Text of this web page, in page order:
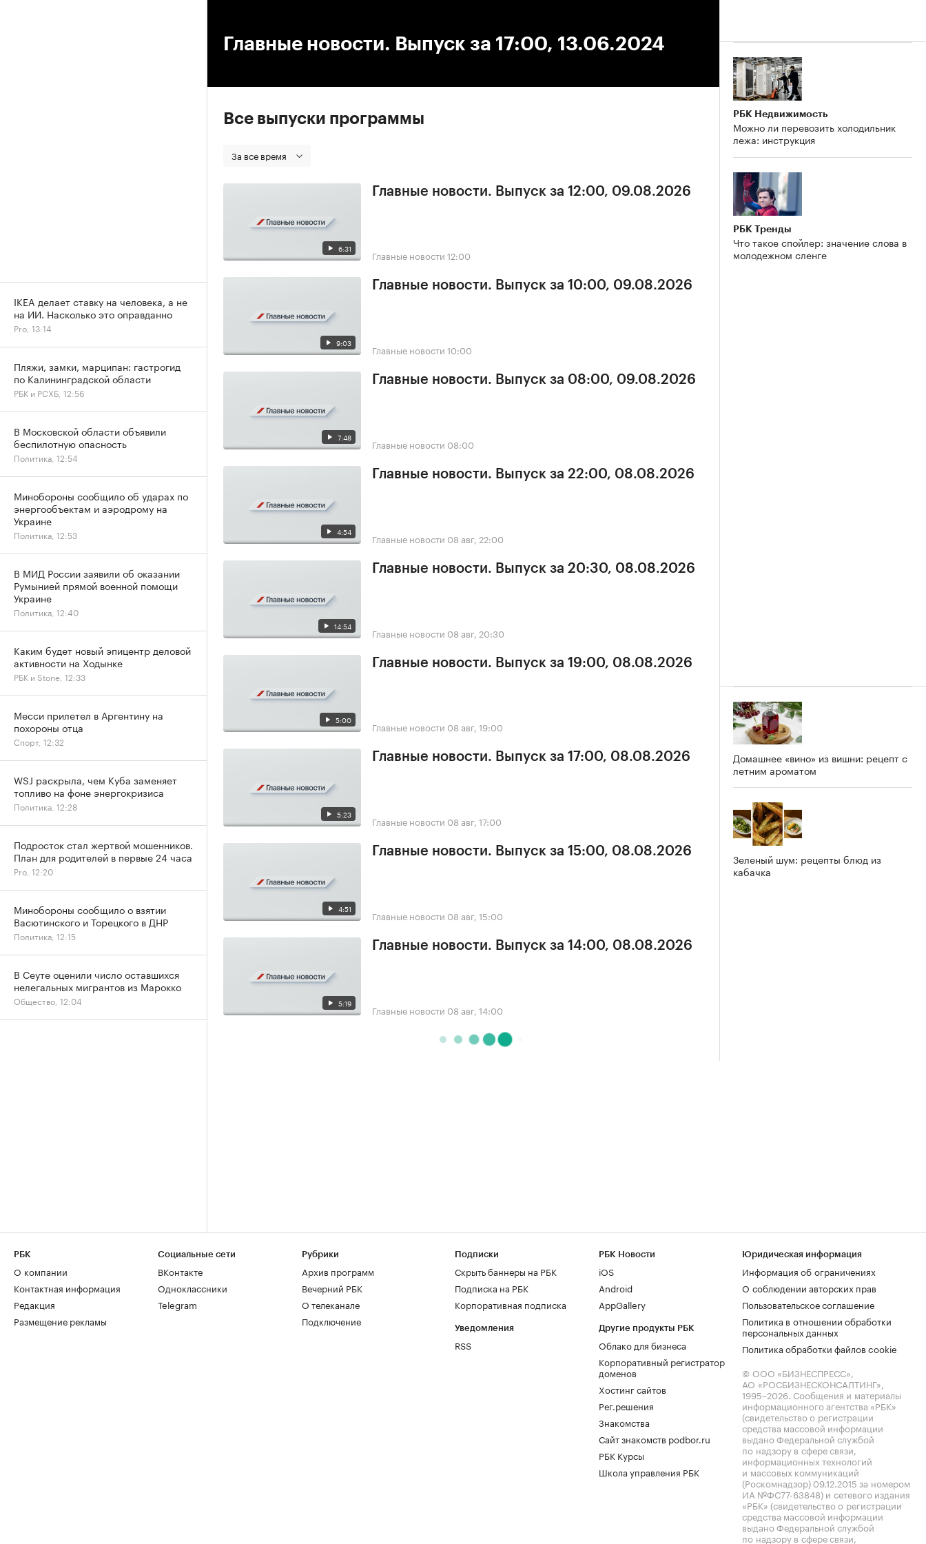
Главные новости. Выпуск за 17:00, 13.06.2024
Все выпуски программы
За все время
6:31
Главные новости. Выпуск за 12:00, 09.08.2026
Главные новости 12:00
9:03
Главные новости. Выпуск за 10:00, 09.08.2026
Главные новости 10:00
7:48
Главные новости. Выпуск за 08:00, 09.08.2026
Главные новости 08:00
4:54
Главные новости. Выпуск за 22:00, 08.08.2026
Главные новости 08 авг, 22:00
14:54
Главные новости. Выпуск за 20:30, 08.08.2026
Главные новости 08 авг, 20:30
5:00
Главные новости. Выпуск за 19:00, 08.08.2026
Главные новости 08 авг, 19:00
5:23
Главные новости. Выпуск за 17:00, 08.08.2026
Главные новости 08 авг, 17:00
4:51
Главные новости. Выпуск за 15:00, 08.08.2026
Главные новости 08 авг, 15:00
5:19
Главные новости. Выпуск за 14:00, 08.08.2026
Главные новости 08 авг, 14:00
РБК Недвижимость
Можно ли перевозить холодильник
лежа: инструкция
РБК Тренды
Что такое спойлер: значение слова в
молодежном сленге
Домашнее «вино» из вишни: рецепт с
летним ароматом
Зеленый шум: рецепты блюд из
кабачка
IKEA делает ставку на человека, а не
на ИИ. Насколько это оправданно
Pro, 13:14
Пляжи, замки, марципан: гастрогид
по Калининградской области
РБК и РСХБ, 12:56
В Московской области объявили
беспилотную опасность
Политика, 12:54
Минобороны сообщило об ударах по
энергообъектам и аэродрому на
Украине
Политика, 12:53
В МИД России заявили об оказании
Румынией прямой военной помощи
Украине
Политика, 12:40
Каким будет новый эпицентр деловой
активности на Ходынке
РБК и Stone, 12:33
Месси прилетел в Аргентину на
похороны отца
Спорт, 12:32
WSJ раскрыла, чем Куба заменяет
топливо на фоне энергокризиса
Политика, 12:28
Подросток стал жертвой мошенников.
План для родителей в первые 24 часа
Pro, 12:20
Минобороны сообщило о взятии
Васютинского и Торецкого в ДНР
Политика, 12:15
В Сеуте оценили число оставшихся
нелегальных мигрантов из Марокко
Общество, 12:04
РБК
О компании
Контактная информация
Редакция
Размещение рекламы
Социальные сети
ВКонтакте
Одноклассники
Telegram
Рубрики
Архив программ
Вечерний РБК
О телеканале
Подключение
Подписки
Скрыть баннеры на РБК
Подписка на РБК
Корпоративная подписка
Уведомления
RSS
РБК Новости
iOS
Android
AppGallery
Другие продукты РБК
Облако для бизнеса
Корпоративный регистратор
доменов
Хостинг сайтов
Рег.решения
Знакомства
Сайт знакомств podbor.ru
РБК Курсы
Школа управления РБК
Юридическая информация
Информация об ограничениях
О соблюдении авторских прав
Пользовательское соглашение
Политика в отношении обработки
персональных данных
Политика обработки файлов cookie
© ООО «БИЗНЕСПРЕСС»,
АО «РОСБИЗНЕСКОНСАЛТИНГ»,
1995–2026. Сообщения и материалы
информационного агентства «РБК»
(свидетельство о регистрации
средства массовой информации
выдано Федеральной службой
по надзору в сфере связи,
информационных технологий
и массовых коммуникаций
(Роскомнадзор) 09.12.2015 за номером
ИА №ФС77-63848) и сетевого издания
«РБК» (свидетельство о регистрации
средства массовой информации
выдано Федеральной службой
по надзору в сфере связи,